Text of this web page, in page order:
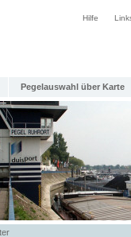
Hilfe
Pegelauswahl über Karte